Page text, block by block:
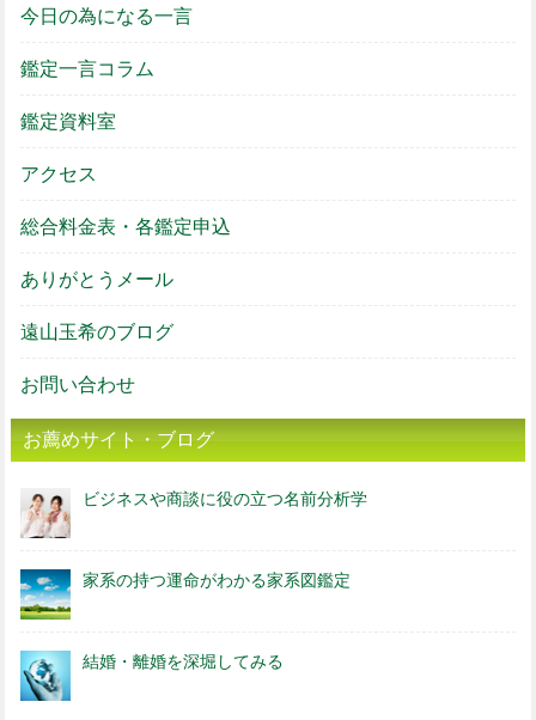
今日の為になる一言
鑑定一言コラム
鑑定資料室
アクセス
総合料金表・各鑑定申込
ありがとうメール
遠山玉希のブログ
お問い合わせ
お薦めサイト・ブログ
ビジネスや商談に役の立つ名前分析学
家系の持つ運命がわかる家系図鑑定
結婚・離婚を深堀してみる